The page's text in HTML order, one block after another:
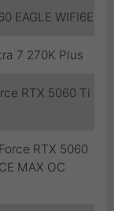
EAGLE WIFI6E
7 270K Plus
RTX 5060 Ti
RTX 5060
MAX OC